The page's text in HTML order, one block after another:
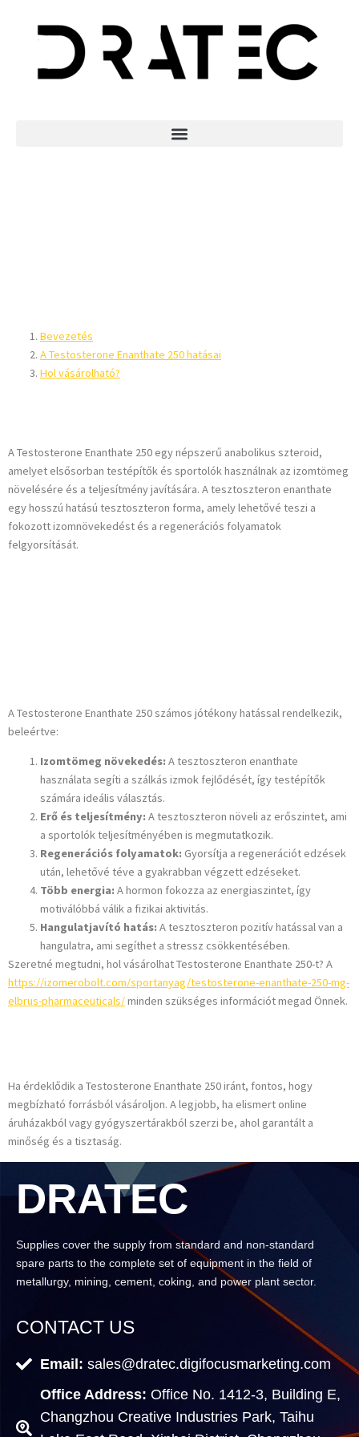
Enanthate 250
Bevezetés
A Testosterone Enanthate 250 hatásai
Hol vásárolható?
A Testosterone Enanthate 250 egy népszerű anabolikus szteroid,
amelyet elsősorban testépítők és sportolók használnak az izomtömeg
növelésére és a teljesítmény javítására. A tesztoszteron enanthate
egy hosszú hatású tesztoszteron forma, amely lehetővé teszi a
fokozott izomnövekedést és a regenerációs folyamatok
felgyorsítását.
A Testosterone Enanthate 250 számos jótékony hatással rendelkezik,
beleértve:
Izomtömeg növekedés: A tesztoszteron enanthate
használata segíti a szálkás izmok fejlődését, így testépítők
számára ideális választás.
Erő és teljesítmény: A tesztoszteron növeli az erőszintet, ami
a sportolók teljesítményében is megmutatkozik.
Regenerációs folyamatok: Gyorsítja a regenerációt edzések
után, lehetővé téve a gyakrabban végzett edzéseket.
Több energia: A hormon fokozza az energiaszintet, így
motiválóbbá válik a fizikai aktivitás.
Hangulatjavító hatás: A tesztoszteron pozitív hatással van a
hangulatra, ami segíthet a stressz csökkentésében.
Szeretné megtudni, hol vásárolhat Testosterone Enanthate 250-t? A
https://izomerobolt.com/sportanyag/testosterone-enanthate-250-mg-
elbrus-pharmaceuticals/minden szükséges információt megad Önnek.
Ha érdeklődik a Testosterone Enanthate 250 iránt, fontos, hogy
megbízható forrásból vásároljon. A legjobb, ha elismert online
áruházakból vagy gyógyszertárakból szerzi be, ahol garantált a
minőség és a tisztaság.
DRATEC
Supplies cover the supply from standard and non-standard
spare parts to the complete set of equipment in the field of
metallurgy, mining, cement, coking, and power plant sector.
CONTACT US
Email: sales@dratec.digifocusmarketing.com
Office Address: Office No. 1412-3, Building E,
Changzhou Creative Industries Park, Taihu